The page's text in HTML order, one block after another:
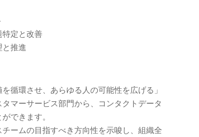
定と改善
推進
循環させ、あらゆる人の可能性を広げる」
マーサービス部門から、コンタクトデータ
できます。
ームの目指すべき方向性を示唆し、組織全